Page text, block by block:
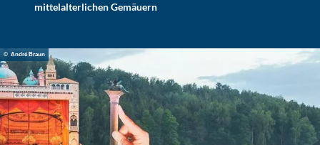
mittelalterlichen Gemäuern
© André Braun